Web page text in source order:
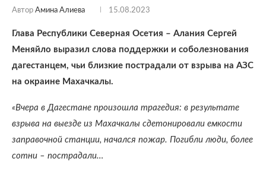
Автор Амина Алиева 15.08.2023
Глава Республики Северная Осетия – Алания Сергей
Меняйло выразил слова поддержки и соболезнования
дагестанцем, чьи близкие пострадали от взрыва на АЗС
на окраине Махачкалы.
«Вчера в Дагестане произошла трагедия: в результате
взрыва на выезде из Махачкалы сдетонировали емкости
заправочной станции, начался пожар. Погибли люди, более
сотни – пострадали…